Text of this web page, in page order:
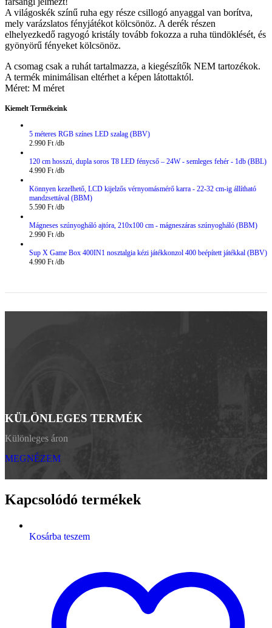
A világoskék színű ruha egy része csillogó anyaggal van borítva,
mely varázslatos fényjátékot kölcsönöz. A derék részen
elhelyezkedő ragyogó kristály tovább fokozza a ruha tündöklését, és
gyönyörű fényeket kölcsönöz.
A csomag csak a ruhát tartalmazza, a kiegészítők NEM tartozékok.
A termék minimálisan eltérhet a képen látottaktól.
Méret: M méret
Kiemelt Termékeink
5 méteres RGB színes LED szalag (BBV)
2.990 Ft
120 cm hosszú, dupla soros T8 LED fénycső – 24W - semleges fehér - 1db (BBL)
4.990 Ft
Könnyen kezelhető, LCD kijelzős vérnyomásmérő karra - 22-32 cm-ig állítható
mandzsettával (BBM)
5.590 Ft
Mágneses szúnyogháló ajtóra, 210x100 cm - mágneszáras szúnyogháló (BBM)
2.990 Ft
Sup X Game Box 400IN1 nosztalgia kézi játékkonzol 400 beépített játékkal (BBV)
4.990 Ft
KÜLÖNLEGES TERMÉK
Különleges áron
MEGNÉZEM
Kapcsolódó termékek
Kosárba teszem